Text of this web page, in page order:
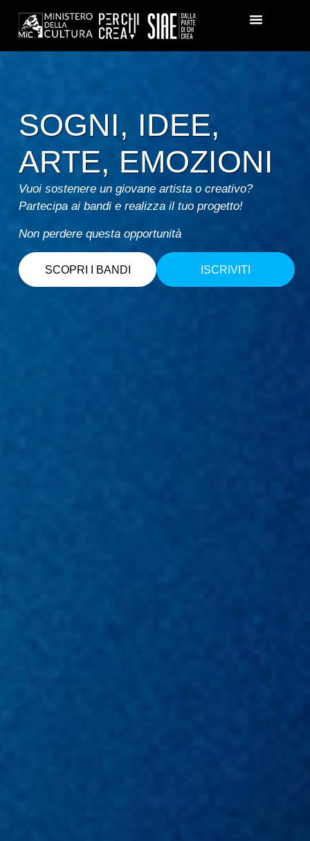
SOGNI, IDEE,
ARTE, EMOZIONI
Vuoi sostenere un giovane artista o creativo?
Partecipa ai bandi e realizza il tuo progetto!
Non perdere questa opportunità
SCOPRI I BANDI ISCRIVITI